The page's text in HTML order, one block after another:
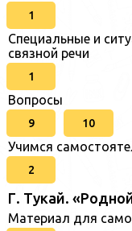
1
Специальные и
связной речи
1
Вопросы
9 10
Учимся
2
Г. Тукай.
Материал для